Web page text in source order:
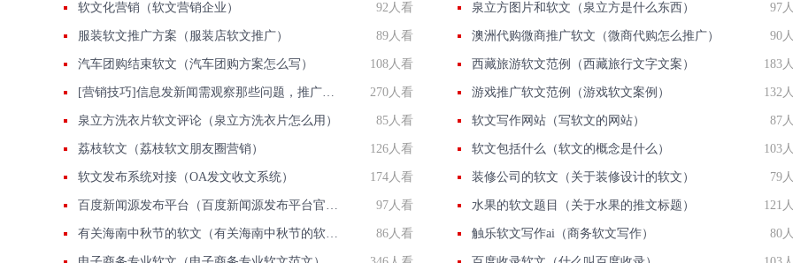
软文化营销（软文营销企业） 92人看 泉立方图片和软文（泉立方是什么东西） 97
服装软文推广方案（服装店软文推广） 89人看 澳洲代购微商推广软文（微商代购怎么推广） 90
汽车团购结束软文（汽车团购方案怎么写） 108人看 西藏旅游软文范例（西藏旅行文字文案） 183
[营销技巧]信息发新闻需观察那些问题，推广方法有那些？ 270人看 游戏推广软文范例（游戏软文案例） 132
泉立方洗衣片软文评论（泉立方洗衣片怎么用） 85人看 软文写作网站（写软文的网站） 87
荔枝软文（荔枝软文朋友圈营销） 126人看 软文包括什么（软文的概念是什么） 103
软文发布系统对接（OA发文收文系统） 174人看 装修公司的软文（关于装修设计的软文） 79
百度新闻源发布平台（百度新闻源发布平台官网） 97人看 水果的软文题目（关于水果的推文标题） 121
有关海南中秋节的软文（有关海南中秋节的软文作文） 86人看 触乐软文写作ai（商务软文写作） 80